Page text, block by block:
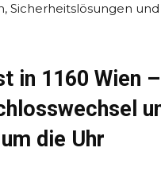
Sicherheitslösungen
in 1160 Wien
die Uhr